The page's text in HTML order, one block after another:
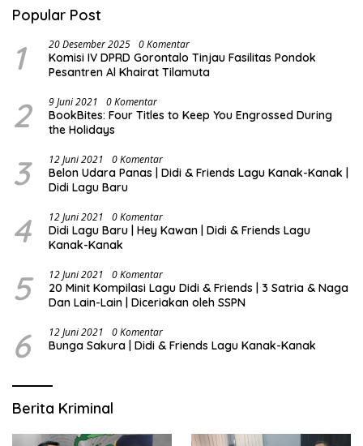
Popular Post
1 20 Desember 2025 0 Komentar
Komisi IV DPRD Gorontalo Tinjau Fasilitas Pondok
Pesantren Al Khairat Tilamuta
2 9 Juni 2021 0 Komentar
BookBites: Four Titles to Keep You Engrossed During
the Holidays
3 12 Juni 2021 0 Komentar
Belon Udara Panas | Didi & Friends Lagu Kanak-Kanak |
Didi Lagu Baru
4 12 Juni 2021 0 Komentar
Didi Lagu Baru | Hey Kawan | Didi & Friends Lagu
Kanak-Kanak
5 12 Juni 2021 0 Komentar
20 Minit Kompilasi Lagu Didi & Friends | 3 Satria & Naga
Dan Lain-Lain | Diceriakan oleh SSPN
6 12 Juni 2021 0 Komentar
Bunga Sakura | Didi & Friends Lagu Kanak-Kanak
Berita Kriminal